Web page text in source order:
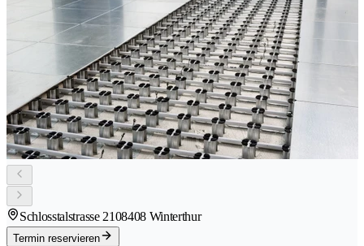
Schlosstalstrasse 2108408 Winterthur
Termin reservieren